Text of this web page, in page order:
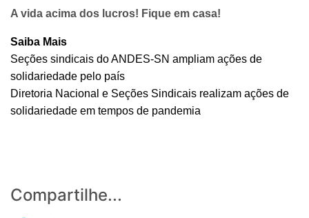
A vida acima dos lucros! Fique em casa!
Saiba Mais
Seções sindicais do ANDES-SN ampliam ações de
solidariedade pelo país
Diretoria Nacional e Seções Sindicais realizam ações de
solidariedade em tempos de pandemia
Compartilhe...